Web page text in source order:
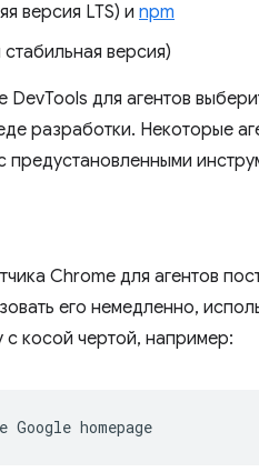
версия LTS) и npm
версия)
DevTools для агентов
разработки. Некоторые
предустановленными
Chrome для агентов
его немедленно,
с косой чертой, например:
Google